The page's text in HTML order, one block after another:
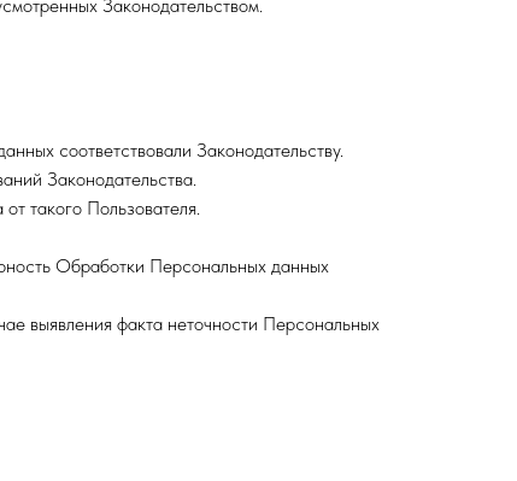
Законодательством.
соответствовали Законодательству.
Законодательства.
такого Пользователя.
Обработки Персональных данных
выявления факта неточности Персональных